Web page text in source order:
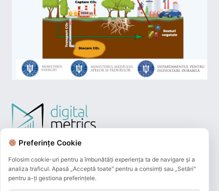
Preferințe Cookie
Folosim cookie-uri pentru a îmbunătăți experiența ta de navigare și a
analiza traficul. Apasă „Acceptă toate" pentru a consimți sau „Setări"
pentru a-ți gestiona preferințele.